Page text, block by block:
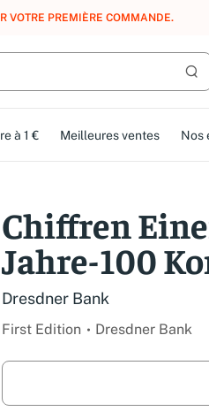
GRATUITEMENT LE CLUB
à 1 € Meilleures ventes Nos
Chiffren
Jahre-100
Dresdner Bank
First Edition Dresdner Bank